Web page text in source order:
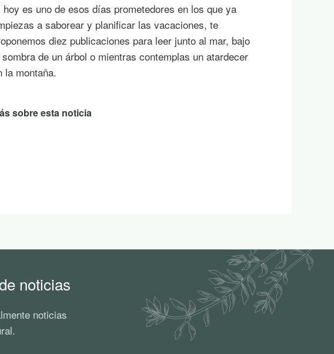
hoy es uno de esos días prometedores en los que ya
a saborear y planificar las vacaciones, te
diez publicaciones para leer junto al mar, bajo
sombra de un árbol o mientras contemplas un atardecer
la montaña.
sobre esta noticia
noticias
noticias